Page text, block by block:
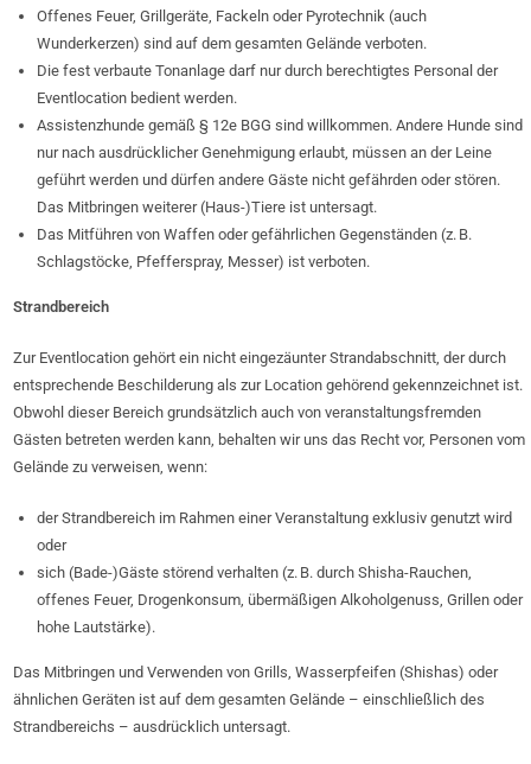
Offenes Feuer, Grillgeräte, Fackeln oder Pyrotechnik (auch
Wunderkerzen) sind auf dem gesamten Gelände verboten.
Die fest verbaute Tonanlage darf nur durch berechtigtes Personal der
Eventlocation bedient werden.
Assistenzhunde gemäß § 12e BGG sind willkommen. Andere Hunde sind
nur nach ausdrücklicher Genehmigung erlaubt, müssen an der Leine
geführt werden und dürfen andere Gäste nicht gefährden oder stören.
Das Mitbringen weiterer (Haus-)Tiere ist untersagt.
Das Mitführen von Waffen oder gefährlichen Gegenständen (z. B.
Schlagstöcke, Pfefferspray, Messer) ist verboten.
Strandbereich
Zur Eventlocation gehört ein nicht eingezäunter Strandabschnitt, der durch
entsprechende Beschilderung als zur Location gehörend gekennzeichnet ist.
Obwohl dieser Bereich grundsätzlich auch von veranstaltungsfremden
Gästen betreten werden kann, behalten wir uns das Recht vor, Personen vom
Gelände zu verweisen, wenn:
der Strandbereich im Rahmen einer Veranstaltung exklusiv genutzt wird
oder
sich (Bade-)Gäste störend verhalten (z. B. durch Shisha-Rauchen,
offenes Feuer, Drogenkonsum, übermäßigen Alkoholgenuss, Grillen oder
hohe Lautstärke).
Das Mitbringen und Verwenden von Grills, Wasserpfeifen (Shishas) oder
ähnlichen Geräten ist auf dem gesamten Gelände – einschließlich des
Strandbereichs – ausdrücklich untersagt.